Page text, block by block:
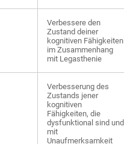
Verbessere den
Zustand deiner
kognitiven Fähigkeiten
im Zusammenhang
mit Legasthenie
Verbesserung des
Zustands jener
kognitiven
Fähigkeiten, die
dysfunktional sind und
mit
Unaufmerksamkeit